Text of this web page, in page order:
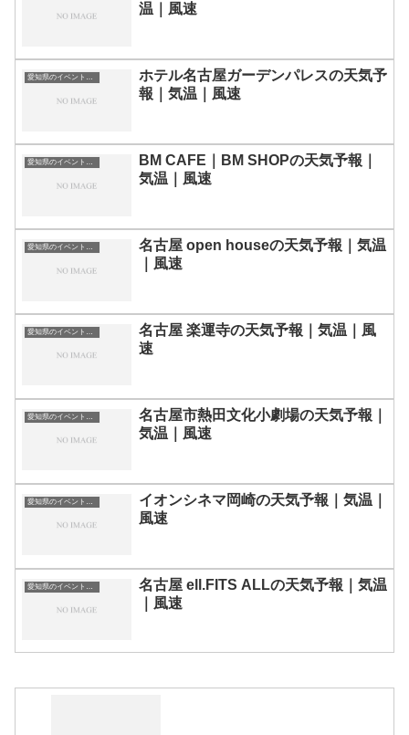
温｜風速
愛知県のイベント会場一覧
ホテル名古屋ガーデンパレスの天気予
報｜気温｜風速
愛知県のイベント会場一覧
BM CAFE｜BM SHOPの天気予報｜
気温｜風速
愛知県のイベント会場一覧
名古屋 open houseの天気予報｜気温
｜風速
愛知県のイベント会場一覧
名古屋 楽運寺の天気予報｜気温｜風
速
名古屋市熱田文化小劇場の天気予報｜
気温｜風速
イオンシネマ岡崎の天気予報｜気温｜
風速
名古屋 ell.FITS ALLの天気予報｜気温
｜風速